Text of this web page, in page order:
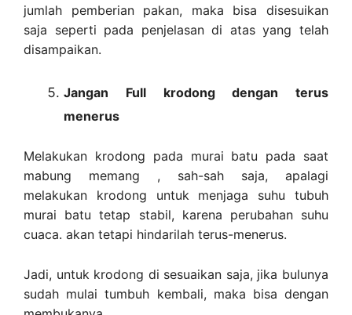
jumlah pemberian pakan, maka bisa disesuikan
saja seperti pada penjelasan di atas yang telah
disampaikan.
Jangan Full krodong dengan terus
menerus
Melakukan krodong pada murai batu pada saat
mabung memang , sah-sah saja, apalagi
melakukan krodong untuk menjaga suhu tubuh
murai batu tetap stabil, karena perubahan suhu
cuaca. akan tetapi hindarilah terus-menerus.
Jadi, untuk krodong di sesuaikan saja, jika bulunya
sudah mulai tumbuh kembali, maka bisa dengan